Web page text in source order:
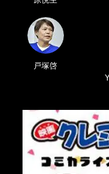
戸塚啓